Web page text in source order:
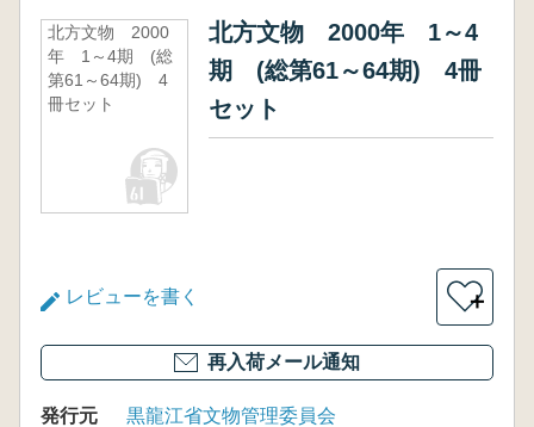
北方文物 2000
年 1～4期 (総
第61～64期) 4
冊セット
北方文物 2000年 1～4
期 (総第61～64期) 4冊
セット
レビューを書く ＋
再入荷メール通知
発行元
黒龍江省文物管理委員会